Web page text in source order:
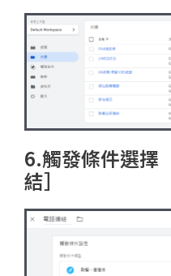
6.觸發條件選擇
結］